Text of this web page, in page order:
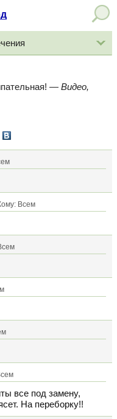
— Видео,
Всем
все под замену,
На переборку!!